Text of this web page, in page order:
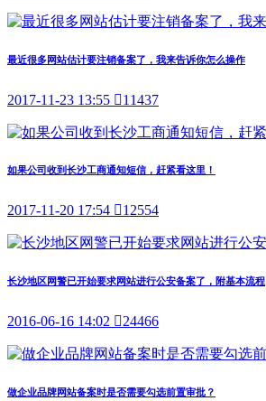
最近很多网站估计要注销备案了，我来告诉你怎么操作
2017-11-23 13:55 11437
如果公司收到长沙工商通知短信，赶紧看这里！
2017-11-20 17:54 12554
长沙地区网警已开始要求网站进行公安备案了，附基本流程
2016-06-16 14:02 24466
做企业品牌网站备案时是否需要勾选前置审批？